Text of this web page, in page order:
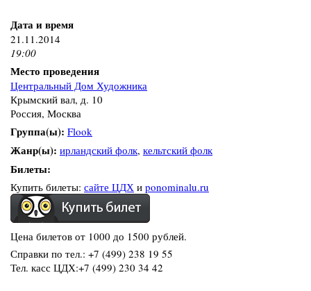
Дата и время
21.11.2014
19:00
Место проведения
Центральный Дом Художника
Крымский вал, д. 10
Россия, Москва
Группа(ы): Flook
Жанр(ы): ирландский фолк, кельтский фолк
Билеты:
Купить билеты: сайте ЦДХ и ponominalu.ru
Цена билетов от 1000 до 1500 рублей.
Справки по тел.: +7 (499) 238 19 55
Тел. касс ЦДХ:+7 (499) 230 34 42